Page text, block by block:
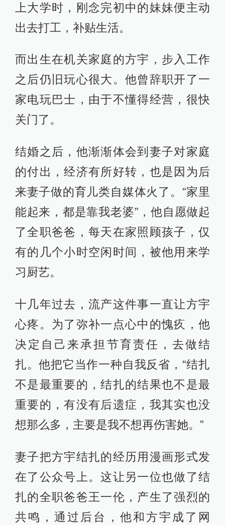
上大学时，刚念完初中的妹妹便主动
出去打工，补贴生活。
而出生在机关家庭的方宇，步入工作
之后仍旧玩心很大。他曾辞职开了一
家电玩巴士，由于不懂得经营，很快
关门了。
结婚之后，他渐渐体会到妻子对家庭
的付出，经济有所好转，也是因为后
来妻子做的育儿类自媒体火了。“家里
能起来，都是靠我老婆”，他自愿做起
了全职爸爸，每天在家照顾孩子，仅
有的几个小时空闲时间，被他用来学
习厨艺。
十几年过去，流产这件事一直让方宇
心疼。为了弥补一点心中的愧疚，他
决定自己来承担节育责任，去做结
扎。他把它当作一种自我反省，“结扎
不是最重要的，结扎的结果也不是最
重要的，有没有后遗症，我其实也没
想那么多，主要是我不想再伤害她。”
妻子把方宇结扎的经历用漫画形式发
在了公众号上。这让另一位也做了结
扎的全职爸爸王一伦，产生了强烈的
共鸣，通过后台，他和方宇成了网